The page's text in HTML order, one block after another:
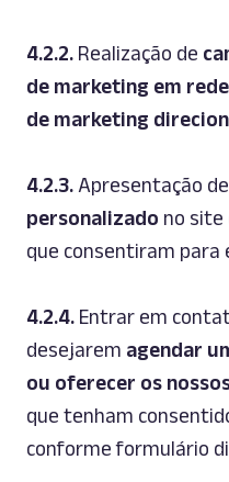
4.2.2. Realização de
de marketing em
de marketing
4.2.3. Apresentação de
personalizado no site
que consentiram para
4.2.4. Entrar em
desejarem agendar
ou oferecer os
que tenham
conforme formulário